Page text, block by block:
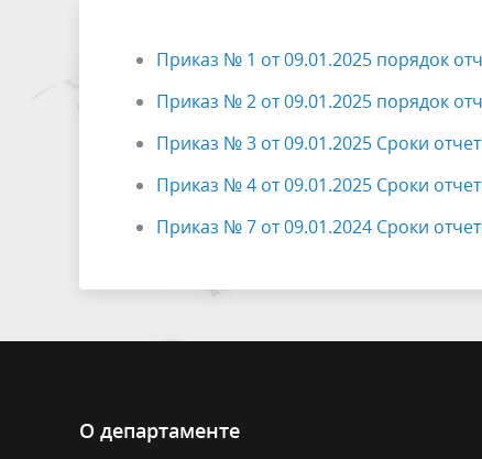
Приказ № 1 от 09.01.2025 порядок
Приказ № 2 от 09.01.2025 порядок
Приказ № 3 от 09.01.2025 Сроки
Приказ № 4 от 09.01.2025 Сроки
Приказ № 7 от 09.01.2024 Сроки
О департаменте